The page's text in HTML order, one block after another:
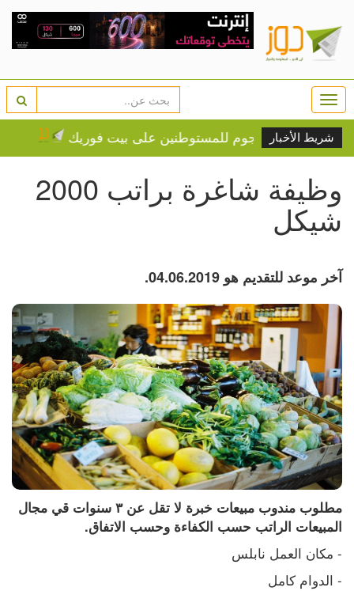
شريط الأخبار
في هجوم للمستوطنين على بيت فوريك زفاف
وظيفة شاغرة براتب 2000
شيكل
آخر موعد للتقديم هو 04.06.2019.
المبيعات الراتب حسب الكفاءة وحسب الاتفاق.
- مكان العمل نابلس
- الدوام كامل